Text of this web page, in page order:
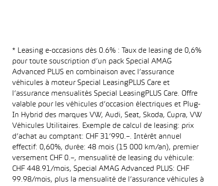
* Leasing e-occasions dès 0.6% : Taux de leasing de 0,6%
pour toute souscription d’un pack Special AMAG
Advanced PLUS en combinaison avec l’assurance
véhicules à moteur Special LeasingPLUS Care et
l’assurance mensualités Special LeasingPLUS Care. Offre
valable pour les véhicules d’occasion électriques et Plug-
In Hybrid des marques VW, Audi, Seat, Skoda, Cupra, VW
Véhicules Utilitaires. Exemple de calcul de leasing: prix
d’achat au comptant: CHF 31’990.–. Intérêt annuel
effectif: 0,60%, durée: 48 mois (15 000 km/an), premier
versement CHF 0.–, mensualité de leasing du véhicule:
CHF 448.91/mois, Special AMAG Advanced PLUS: CHF
99.98/mois, plus la mensualité de l’assurance véhicules à